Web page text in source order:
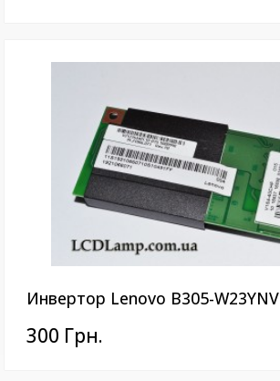
Инвертор Lenovo B305-W23YNV
300 Грн.